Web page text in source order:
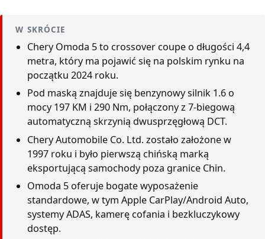
W SKRÓCIE
Chery Omoda 5 to crossover coupe o długości 4,4
metra, który ma pojawić się na polskim rynku na
początku 2024 roku.
Pod maską znajduje się benzynowy silnik 1.6 o
mocy 197 KM i 290 Nm, połączony z 7-biegową
automatyczną skrzynią dwusprzęgłową DCT.
Chery Automobile Co. Ltd. zostało założone w
1997 roku i było pierwszą chińską marką
eksportującą samochody poza granice Chin.
Omoda 5 oferuje bogate wyposażenie
standardowe, w tym Apple CarPlay/Android Auto,
systemy ADAS, kamerę cofania i bezkluczykowy
dostęp.